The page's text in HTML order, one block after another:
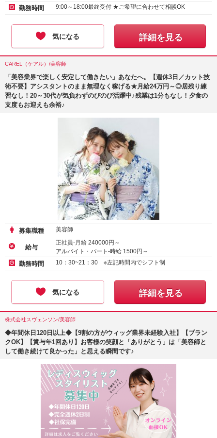
アルバイト・パート-時給 :1450～2000円
勤務時間 9:00～18:00最終受付 ★ご希望に合わせて相談OK
気になる 詳細を見る
CAREL（ケアル）/美容師
「美容業界で楽しく安定して働きたい」あなたへ。【週休3日／カット技
術不要】アシスタントのまま無理なく稼げる★月給24万円～◎居残り練
習なし！20～30代が気負わずのびのび活躍中♪残業は1分もなし！夕食の
支度もお迎えも余裕♪
募集職種 美容師
給与
正社員-月給 240000円～
アルバイト・パート-時給 1500円～
勤務時間 10：30~21：30 ※左記時間内でシフト制
気になる 詳細を見る
株式会社スヴェンソン/美容師
◆年間休日120日以上◆【9割の方がウィッグ業界未経験入社】【ブラン
クOK】【賞与年1回あり】お客様の笑顔と「ありがとう」は「美容師と
して働き続けて良かった」と思える瞬間です♪